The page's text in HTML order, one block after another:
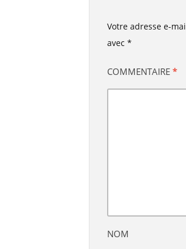
Votre adresse e-
avec *
COMMENTAIRE *
NOM